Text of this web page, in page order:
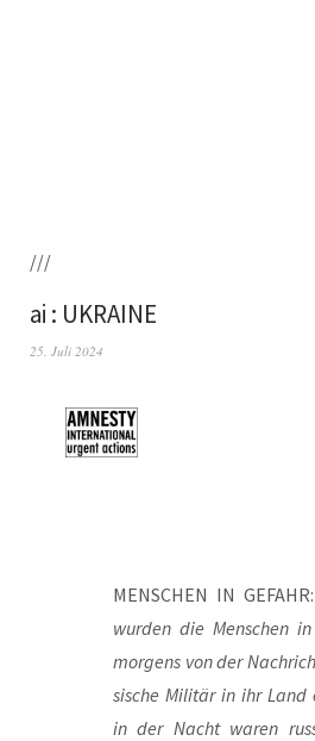
///
ai : UKRAINE
25. Juli 2024
MENSCHEN IN GEFAHR:
wur­den die Men­schen
mor­gens von der
si­sche Mili­tär in ihr
in der Nacht waren